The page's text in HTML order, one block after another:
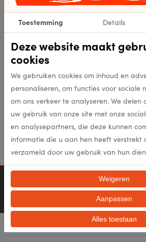
Bekijk collectie
Graffito
Bekijk collectie
Persoonlijk advies
0528-26 48 11
Menu
Toestemming Details
Deze website maakt
cookies
We gebruiken cookies om inhoud en
personaliseren, om functies voor sociale
om ons verkeer te analyseren. We delen
uw gebruik van onze site met onze
en analysepartners, die deze kunnen
informatie die u aan hen heeft verstrekt
verzameld door uw gebruik van hun
Weigeren
Aanpassen
Alles toestaan